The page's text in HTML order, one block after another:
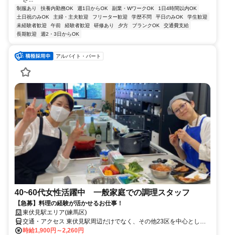
制服あり 扶養内勤務OK 週1日からOK 副業・WワークOK
1日4時間以内OK
土日祝のみOK
主婦・主夫歓迎 フリーター歓迎 学歴不問 平日のみOK
学生歓迎
未経験者歓迎
午前 経験者歓迎 研修あり 夕方 ブランクOK
交通費支給
長期歓迎
週2・3日からOK
アルバイト・パート
40~60代女性活躍中 一般家庭での調理スタッフ
【急募】料理の経験が活かせるお仕事！
東伏見駅エリア(練馬区)
交通・アクセス 東伏見駅周辺だけでなく、その他23区を中心とした
お客様宅でもお仕事いただけます
時給1,900円～2,260円